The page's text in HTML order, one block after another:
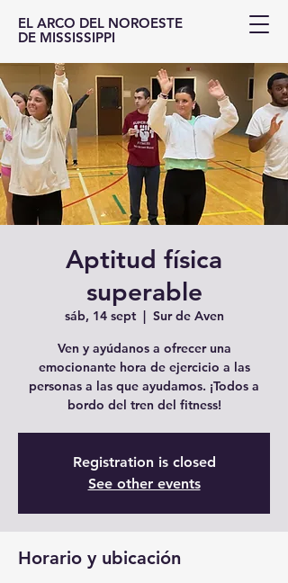
EL ARCO DEL NOROESTE
DE MISSISSIPPI
Aptitud física
superable
sáb, 14 sept
  |
Sur de Aven
Ven y ayúdanos a ofrecer una
emocionante hora de ejercicio a las
personas a las que ayudamos. ¡Todos a
bordo del tren del fitness!
Registration is closed
See other events
Horario y ubicación